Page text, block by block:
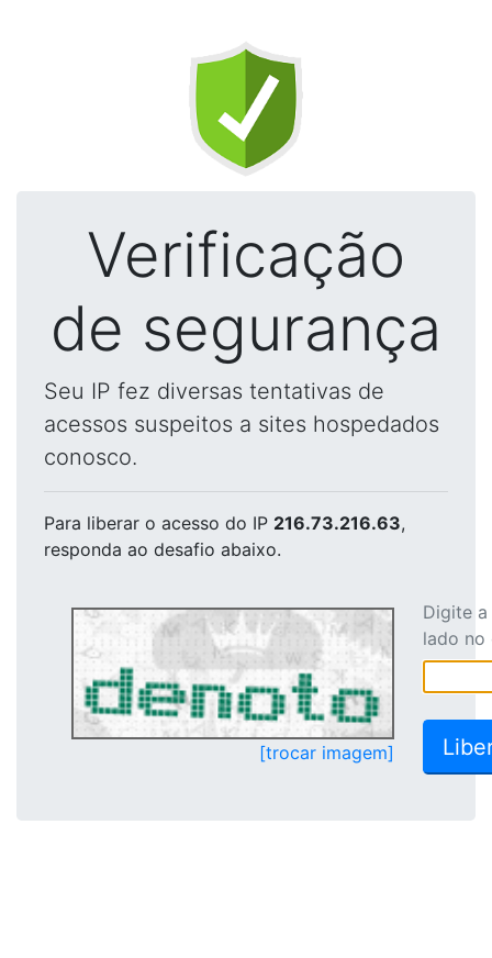
Verificação
de segurança
Seu IP fez diversas tentativas de
acessos suspeitos a sites hospedados
conosco.
Para liberar o acesso do IP 216.73.216.63,
responda ao desafio abaixo.
[trocar imagem]
Digite
lado no